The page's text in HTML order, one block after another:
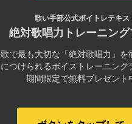
歌い手部公式ボイトレテキス
絶対歌唱力トレーニング
歌で最も大切な「絶対歌唱力」を
につけられるボイストレーニング
期間限定で無料プレゼント